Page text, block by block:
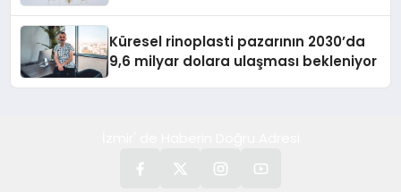
Küresel rinoplasti pazarının 2030’da
9,6 milyar dolara ulaşması bekleniyor